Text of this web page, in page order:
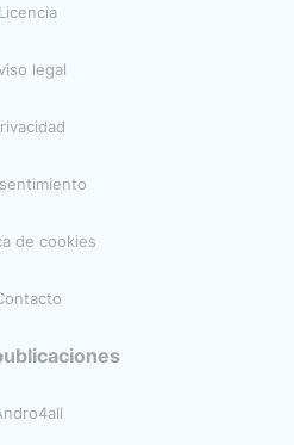
Licencia
legal
de cookies